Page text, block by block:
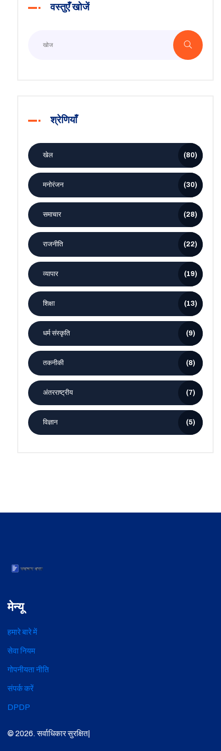
वस्तुएँ खोजें
श्रेणियाँ
खेल (80)
मनोरंजन (30)
समाचार (28)
राजनीति (22)
व्यापार (19)
शिक्षा (13)
धर्म संस्कृति (9)
तकनीकी (8)
अंतरराष्ट्रीय (7)
विज्ञान (5)
मेन्यू
हमारे बारे में
सेवा नियम
गोपनीयता नीति
संपर्क करें
DPDP
© 2026. सर्वाधिकार सुरक्षित|